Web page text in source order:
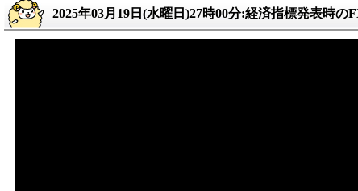
2025年03月19日(水曜日)27時00分:経済指標発表時の